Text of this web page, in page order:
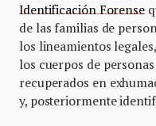
Identificación Forense
de las familias de
los lineamientos
los cuerpos de
recuperados en
y, posteriormente